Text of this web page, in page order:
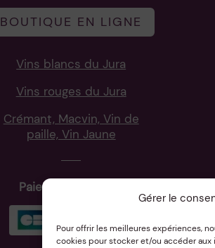
Gérer le
Pour offrir les meilleures expériences,
cookies pour stocker et/ou accéder
BOUTIQUE EN LIGNE
Vins blancs du Jura
Vins rouges du Jura
Crémant, Macvin, Vin de
paille, Vin Jaune
Paiement sécurisé